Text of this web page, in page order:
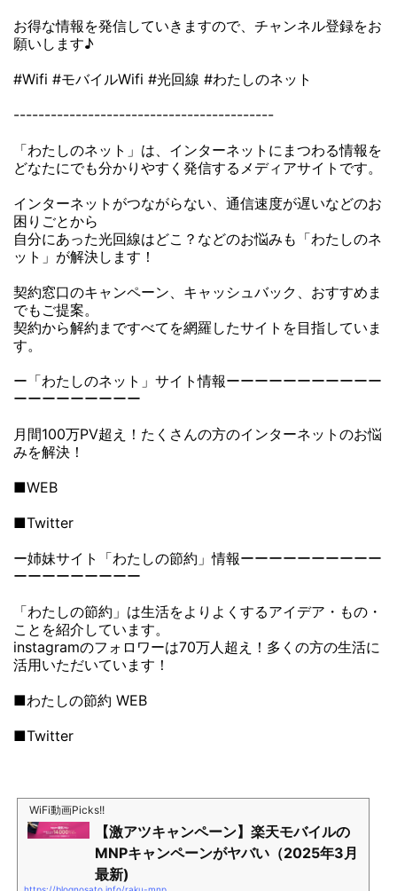
お得な情報を発信していきますので、チャンネル登録をお
願いします♪
#Wifi #モバイルWifi #光回線 #わたしのネット
------------------------------------------
「わたしのネット」は、インターネットにまつわる情報を
どなたにでも分かりやすく発信するメディアサイトです。
インターネットがつながらない、通信速度が遅いなどのお
困りごとから
自分にあった光回線はどこ？などのお悩みも「わたしのネ
ット」が解決します！
契約窓口のキャンペーン、キャッシュバック、おすすめま
でもご提案。
契約から解約まですべてを網羅したサイトを目指していま
す。
ー「わたしのネット」サイト情報ーーーーーーーーーーー
ーーーーーーーーー
月間100万PV超え！たくさんの方のインターネットのお悩
みを解決！
■WEB
■Twitter
ー姉妹サイト「わたしの節約」情報ーーーーーーーーーー
ーーーーーーーーー
「わたしの節約」は生活をよりよくするアイデア・もの・
ことを紹介しています。
instagramのフォロワーは70万人超え！多くの方の生活に
活用いただいています！
■わたしの節約 WEB
■Twitter
WiFi動画Picks!!
【激アツキャンペーン】楽天モバイルの
MNPキャンペーンがヤバい（2025年3月
最新)